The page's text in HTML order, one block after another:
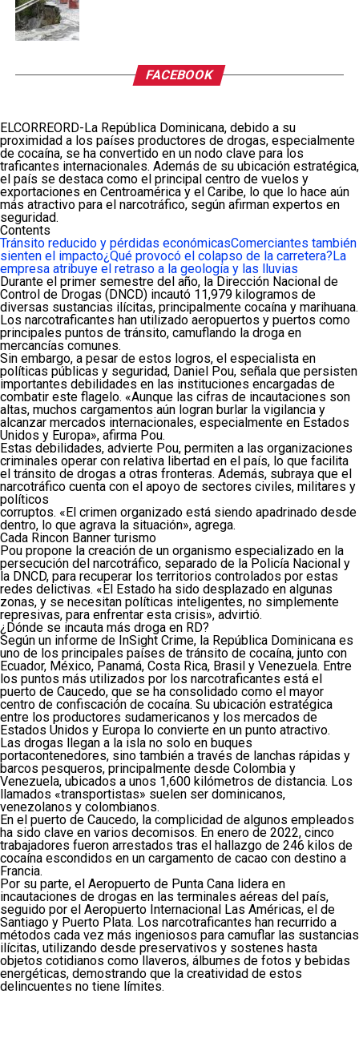
FACEBOOK
ELCORREORD-La República Dominicana, debido a su
proximidad a los países productores de drogas, especialmente
de cocaína, se ha convertido en un nodo clave para los
traficantes internacionales. Además de su ubicación estratégica,
el país se destaca como el principal centro de vuelos y
exportaciones en Centroamérica y el Caribe, lo que lo hace aún
más atractivo para el narcotráfico, según afirman expertos en
seguridad.
Contents
Tránsito reducido y pérdidas económicasComerciantes también
sienten el impacto¿Qué provocó el colapso de la carretera? La
empresa atribuye el retraso a la geología y las lluvias
Durante el primer semestre del año, la Dirección Nacional de
Control de Drogas (DNCD) incautó 11,979 kilogramos de
diversas sustancias ilícitas, principalmente cocaína y marihuana.
Los narcotraficantes han utilizado aeropuertos y puertos como
principales puntos de tránsito, camuflando la droga en
mercancías comunes.
Sin embargo, a pesar de estos logros, el especialista en
políticas públicas y seguridad, Daniel Pou, señala que persisten
importantes debilidades en las instituciones encargadas de
combatir este flagelo. «Aunque las cifras de incautaciones son
altas, muchos cargamentos aún logran burlar la vigilancia y
alcanzar mercados internacionales, especialmente en Estados
Unidos y Europa», afirma Pou.
Estas debilidades, advierte Pou, permiten a las organizaciones
criminales operar con relativa libertad en el país, lo que facilita
el tránsito de drogas a otras fronteras. Además, subraya que el
narcotráfico cuenta con el apoyo de sectores civiles, militares y
políticos
corruptos. «El crimen organizado está siendo apadrinado desde
dentro, lo que agrava la situación», agrega.
Cada Rincon Banner turismo
Pou propone la creación de un organismo especializado en la
persecución del narcotráfico, separado de la Policía Nacional y
la DNCD, para recuperar los territorios controlados por estas
redes delictivas. «El Estado ha sido desplazado en algunas
zonas, y se necesitan políticas inteligentes, no simplemente
represivas, para enfrentar esta crisis», advirtió.
¿Dónde se incauta más droga en RD?
Según un informe de InSight Crime, la República Dominicana es
uno de los principales países de tránsito de cocaína, junto con
Ecuador, México, Panamá, Costa Rica, Brasil y Venezuela. Entre
los puntos más utilizados por los narcotraficantes está el
puerto de Caucedo, que se ha consolidado como el mayor
centro de confiscación de cocaína. Su ubicación estratégica
entre los productores sudamericanos y los mercados de
Estados Unidos y Europa lo convierte en un punto atractivo.
Las drogas llegan a la isla no solo en buques
portacontenedores, sino también a través de lanchas rápidas y
barcos pesqueros, principalmente desde Colombia y
Venezuela, ubicados a unos 1,600 kilómetros de distancia. Los
llamados «transportistas» suelen ser dominicanos,
venezolanos y colombianos.
En el puerto de Caucedo, la complicidad de algunos empleados
ha sido clave en varios decomisos. En enero de 2022, cinco
trabajadores fueron arrestados tras el hallazgo de 246 kilos de
cocaína escondidos en un cargamento de cacao con destino a
Francia.
Por su parte, el Aeropuerto de Punta Cana lidera en
incautaciones de drogas en las terminales aéreas del país,
seguido por el Aeropuerto Internacional Las Américas, el de
Santiago y Puerto Plata. Los narcotraficantes han recurrido a
métodos cada vez más ingeniosos para camuflar las sustancias
ilícitas, utilizando desde preservativos y sostenes hasta
objetos cotidianos como llaveros, álbumes de fotos y bebidas
energéticas, demostrando que la creatividad de estos
delincuentes no tiene límites.